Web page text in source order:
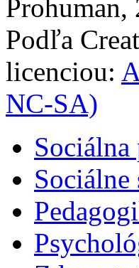
Podľa
licenciou:
NC-SA)
Sociálna